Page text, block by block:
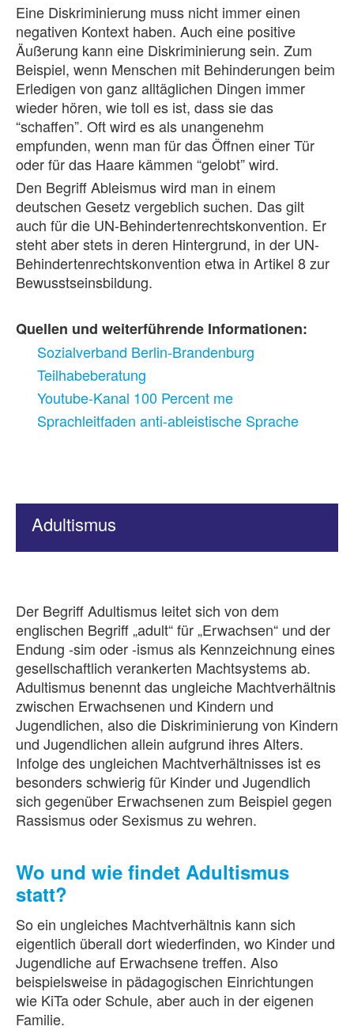
Eine Diskriminierung muss nicht immer einen
negativen Kontext haben. Auch eine positive
Äußerung kann eine Diskriminierung sein. Zum
Beispiel, wenn Menschen mit Behinderungen beim
Erledigen von ganz alltäglichen Dingen immer
wieder hören, wie toll es ist, dass sie das
“schaffen”. Oft wird es als unangenehm
empfunden, wenn man für das Öffnen einer Tür
oder für das Haare kämmen “gelobt” wird.
Den Begriff Ableismus wird man in einem
deutschen Gesetz vergeblich suchen. Das gilt
auch für die UN-Behindertenrechtskonvention. Er
steht aber stets in deren Hintergrund, in der UN-
Behindertenrechtskonvention etwa in Artikel 8 zur
Bewusstseinsbildung.
Quellen und weiterführende Informationen:
Sozialverband Berlin-Brandenburg
Teilhabeberatung
Youtube-Kanal 100 Percent me
Sprachleitfaden anti-ableistische Sprache
Adultismus
Der Begriff Adultismus leitet sich von dem
englischen Begriff „adult“ für „Erwachsen“ und der
Endung -sim oder -ismus als Kennzeichnung eines
gesellschaftlich verankerten Machtsystems ab.
Adultismus benennt das ungleiche Machtverhältnis
zwischen Erwachsenen und Kindern und
Jugendlichen, also die Diskriminierung von Kindern
und Jugendlichen allein aufgrund ihres Alters.
Infolge des ungleichen Machtverhältnisses ist es
besonders schwierig für Kinder und Jugendlich
sich gegenüber Erwachsenen zum Beispiel gegen
Rassismus oder Sexismus zu wehren.
Wo und wie findet Adultismus
statt?
So ein ungleiches Machtverhältnis kann sich
eigentlich überall dort wiederfinden, wo Kinder und
Jugendliche auf Erwachsene treffen. Also
beispielsweise in pädagogischen Einrichtungen
wie KiTa oder Schule, aber auch in der eigenen
Familie.